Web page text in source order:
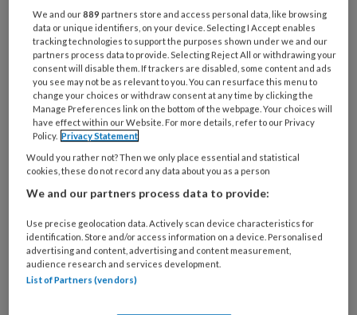
je
e-
mailadres?
* *
Kies
je
wachtwoord* *
Kies
je
functie
Bij
welke
werk
je?
Untitled
Ontvang 2x per week de
KinderopvangTotaal nieuwsbrief
We and our889 partners store and access personal data, like browsing
data or unique identifiers, on your device. Selecting I Accept enables
tracking technologies to support the purposes shown under we and our
partners process data to provide. Selecting Reject All or withdrawing your
consent will disable them. If trackers are disabled, some content and ads
you see may not be as relevant to you. You can resurface this menu to
change your choices or withdraw consent at any time by clicking the
Manage Preferences link on the bottom of the webpage. Your choices will
have effect within our Website. For more details, refer to our Privacy
Policy. Privacy Statement
Would you rather not? Then we only place essential and statistical
cookies, these do not record any data about you as a person
We and our partners process data to provide:
Use precise geolocation data. Actively scan device characteristics for
identification. Store and/or access information on a device. Personalised
advertising and content, advertising and content measurement,
audience research and services development.
List of Partners (vendors)